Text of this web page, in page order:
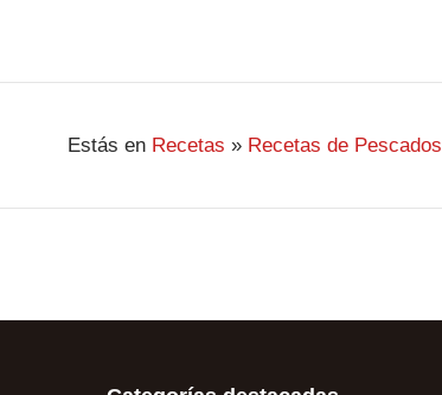
Estás en Recetas » Recetas de Pescados